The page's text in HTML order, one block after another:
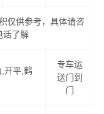
做精品运输，创一
门至铜仁专线，
仅供参考，具体请咨
话了解
开平,鹤
专车运
送门到
门